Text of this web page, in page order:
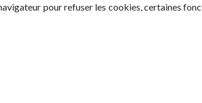
pour refuser les cookies, certaines